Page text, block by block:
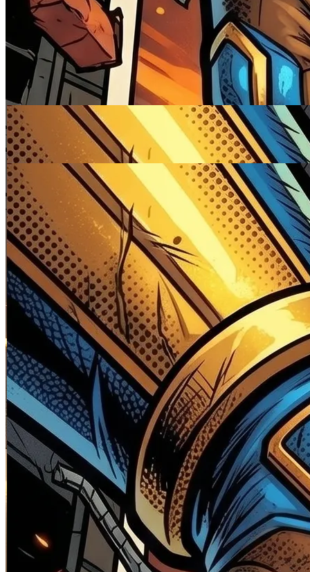
Skip to the beginning of the images gallery